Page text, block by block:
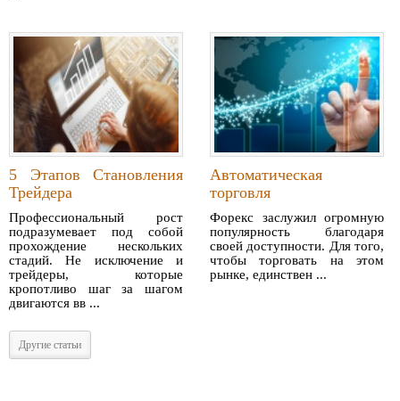
5 Этапов Становления
Трейдера
Профессиональный рост
подразумевает под собой
прохождение нескольких
стадий. Не исключение и
трейдеры, которые
кропотливо шаг за шагом
двигаются вв ...
Автоматическая
торговля
Форекс заслужил огромную
популярность благодаря
своей доступности. Для того,
чтобы торговать на этом
рынке, единствен ...
Другие статьи